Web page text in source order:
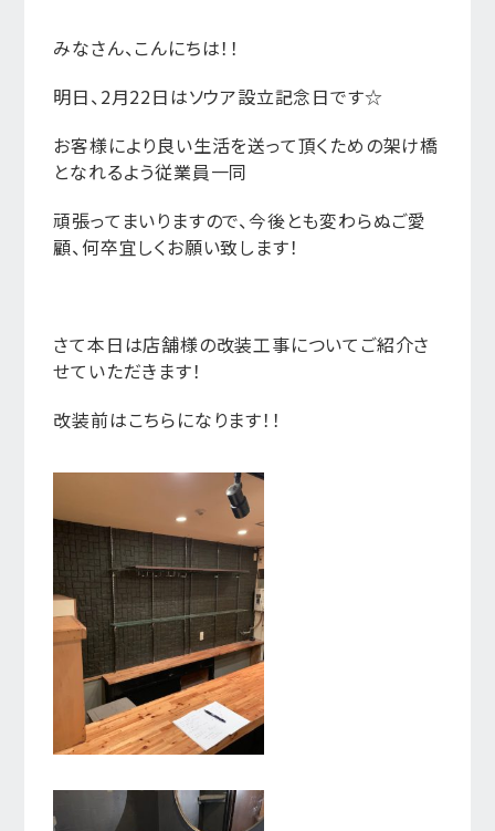
みなさん、こんにちは！！
明日、2月22日はソウア設立記念日です☆
お客様により良い生活を送って頂くための架け橋
となれるよう従業員一同
頑張ってまいりますので、今後とも変わらぬご愛
顧、何卒宜しくお願い致します！
さて本日は店舗様の改装工事についてご紹介さ
せていただきます！
改装前はこちらになります！！